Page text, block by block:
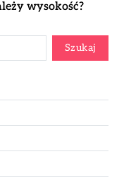
wysokość?